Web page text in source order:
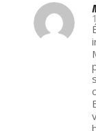
ays: